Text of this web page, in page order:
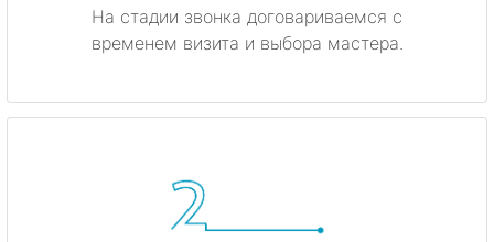
На стадии звонка договариваемся с
временем визита и выбора мастера.